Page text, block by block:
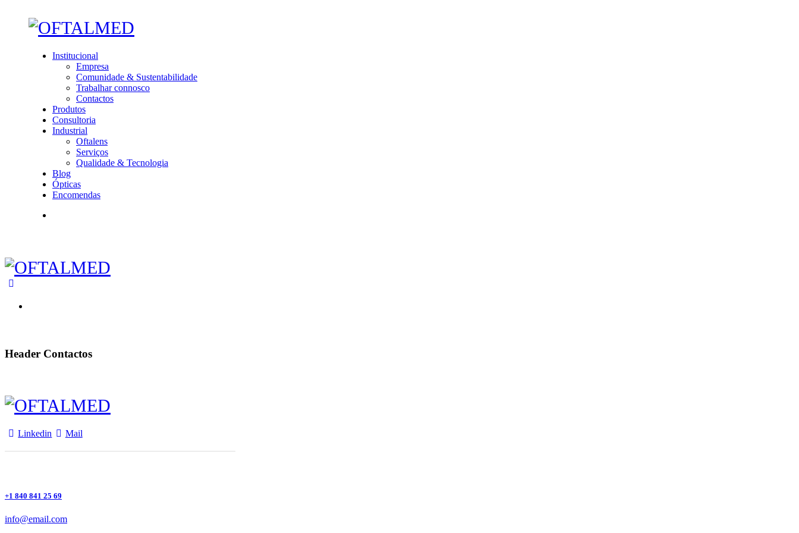
Institucional
Empresa
Comunidade & Sustentabilidade
Trabalhar connosco
Contactos
Produtos
Consultoria
Industrial
Oftalens
Serviços
Qualidade & Tecnologia
Blog
Ópticas
Encomendas
Header Contactos
Linkedin Mail
+1 840 841 25 69
info@email.com